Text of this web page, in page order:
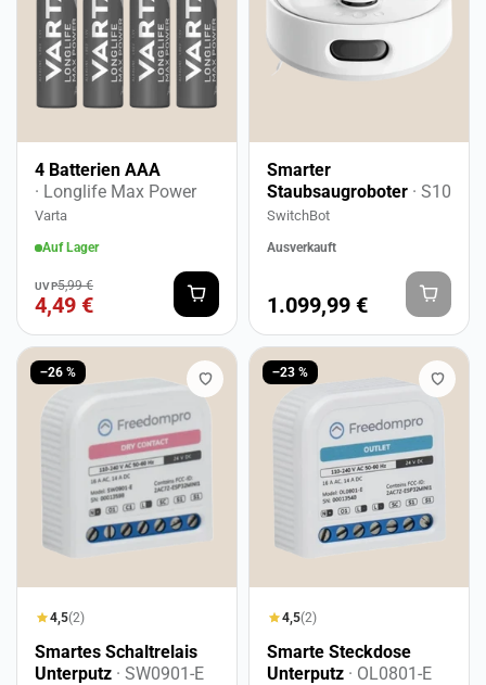
4 Batterien AAA
· Longlife Max Power
Varta
Auf Lager
UVP5,99 €
4,49 €
Smarter
Staubsaugroboter · S10
SwitchBot
Ausverkauft
1.099,99 €
−26 %
4,5(2)
Smartes Schaltrelais
Unterputz · SW0901-E
−23 %
4,5(2)
Smarte Steckdose
Unterputz · OL0801-E